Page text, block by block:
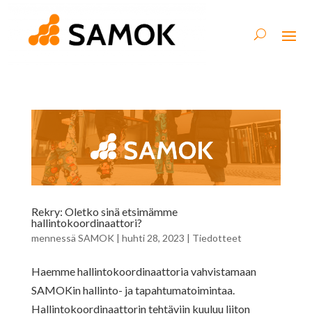
Rekry: Oletko sinä etsimämme
hallintokoordinaattori?
mennessä SAMOK | huhti 28, 2023 | Tiedotteet
Haemme hallintokoordinaattoria vahvistamaan
SAMOKin hallinto- ja tapahtumatoimintaa.
Hallintokoordinaattorin tehtäviin kuuluu liiton